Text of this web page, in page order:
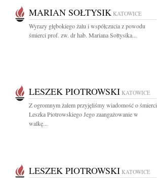
MARIAN SOŁTYSIK KATOWICE
Wyrazy głębokiego żalu i współczucia z powodu
śmierci prof. zw. dr hab. Mariana Sołtysika...
LESZEK PIOTROWSKI KATOWICE
Z ogromnym żalem przyjęliśmy wiadomość o śmierci
Leszka Piotrowskiego Jego zaangażowanie w
walkę...
LESZEK PIOTROWSKI KATOWICE